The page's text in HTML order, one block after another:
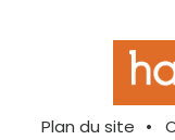
Plan du site